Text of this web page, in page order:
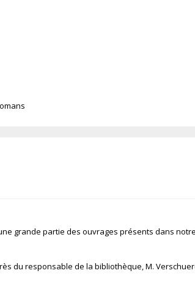
grande partie des ouvrages présents dans
du responsable de la bibliothèque, M.